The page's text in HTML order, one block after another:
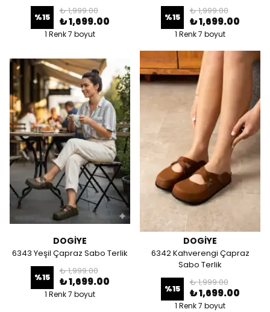
%15
₺ 1,999.00
₺ 1,699.00
1 Renk 7 boyut
%15
₺ 1,999.00
₺ 1,699.00
1 Renk 7 boyut
DOGİYE
6343 Yeşil Çapraz Sabo Terlik
%15
₺ 1,999.00
₺ 1,699.00
1 Renk 7 boyut
DOGİYE
6342 Kahverengi Çapraz
Sabo Terlik
%15
₺ 1,999.00
₺ 1,699.00
1 Renk 7 boyut